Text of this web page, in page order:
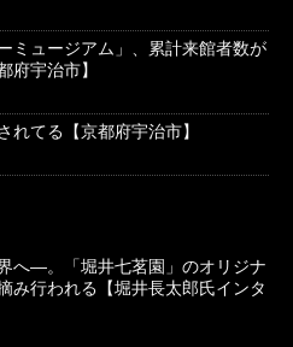
ミュージアム」、累計来館者数が
府宇治市】
てる【京都府宇治市】
へ―。「堀井七茗園」のオリジナ
み行われる【堀井長太郎氏インタ